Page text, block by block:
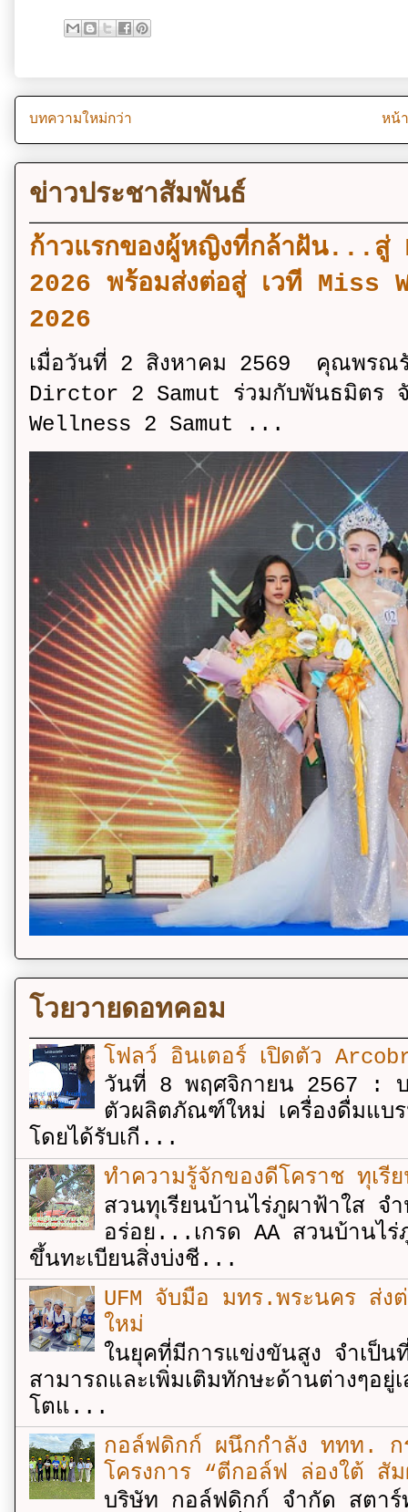
บทความใหม่กว่า หน้
ข่าวประชาสัมพันธ์
ก้าวแรกของผู้หญิงที่กล้าฝัน...
2026 พร้อมส่งต่อสู่ เวที
2026
เมื่อวันที่ 2 สิงหาคม 2569 คุณพร
Dirctor 2 Samut ร่วมกับพันธมิตร จั
Wellness 2 Samut ...
โวยวายดอทคอม
โฟลว์ อินเตอร์ เปิดตัว
วันที่ 8 พฤศจิกายน 2567 : บ
ตัวผลิตภัณฑ์ใหม่ เครื่องดื่มแบ
โดยได้รับเกี...
ทำความรู้จักของดีโคราช ทุเรี
สวนทุเรียนบ้านไร่ภูผาฟ้าใส
อร่อย...เกรด AA สวนบ้านไ
ขึ้นทะเบียนสิ่งบ่งชี...
UFM จับมือ มทร.พระนคร ส่งต่
ใหม่
ในยุคที่มีการแข่งขันสูง จำเป็
สามารถและเพิ่มเติมทักษะด้านต่างๆอยู่
โตแ...
กอล์ฟดิกก์ ผนึกกำลัง ททท. ก
โครงการ “ตีกอล์ฟ ล่องใต้ สั
บริษัท กอล์ฟดิกก์ จำกัด สตาร์